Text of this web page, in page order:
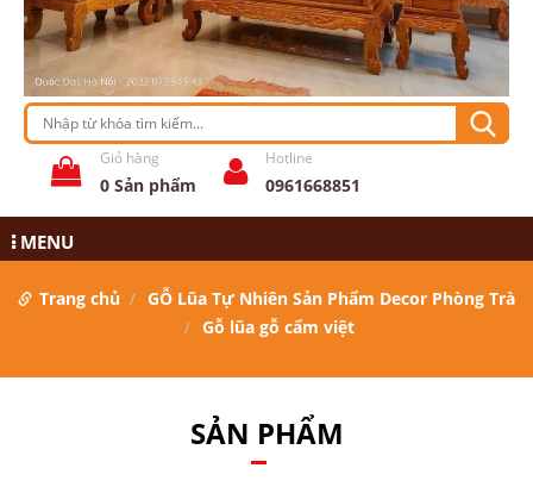
Giỏ hàng
0 Sản phẩm
Hotline
0961668851
MENU
Trang chủ
GỖ Lũa Tự Nhiên Sản Phẩm Decor Phòng Trà
Gỗ lũa gỗ cẩm việt
SẢN PHẨM